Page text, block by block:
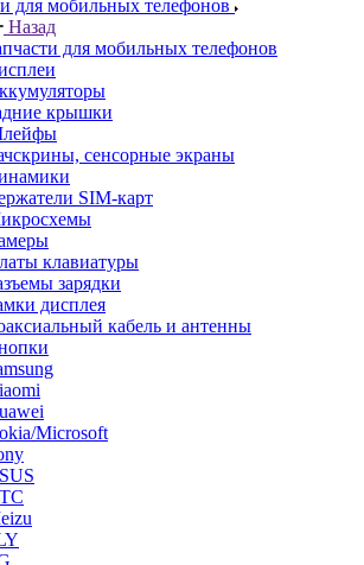
для мобильных телефонов
крышки
сенсорные экраны
SIM-карт
клавиатуры
зарядки
дисплея
кабель и антенны
Microsoft